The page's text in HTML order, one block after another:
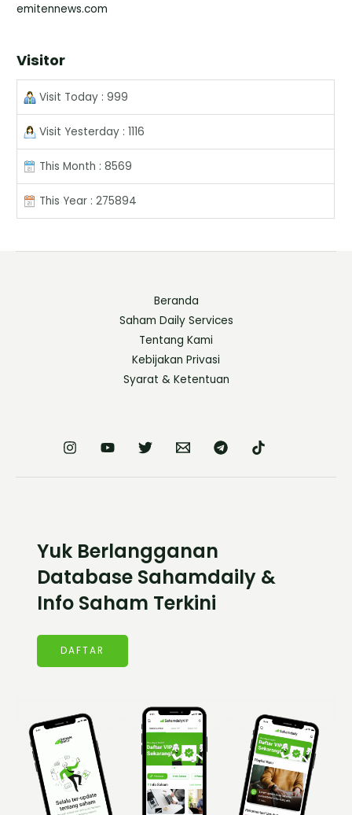
emitennews.com
Visitor
Visit Today : 999
Visit Yesterday : 1116
This Month : 8569
This Year : 275894
Beranda
Saham Daily Services
Tentang Kami
Kebijakan Privasi
Syarat & Ketentuan
Yuk Berlangganan
Database Sahamdaily &
Info Saham Terkini
DAFTAR